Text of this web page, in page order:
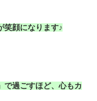
笑顔になります♪
で過ごすほど、心もカ